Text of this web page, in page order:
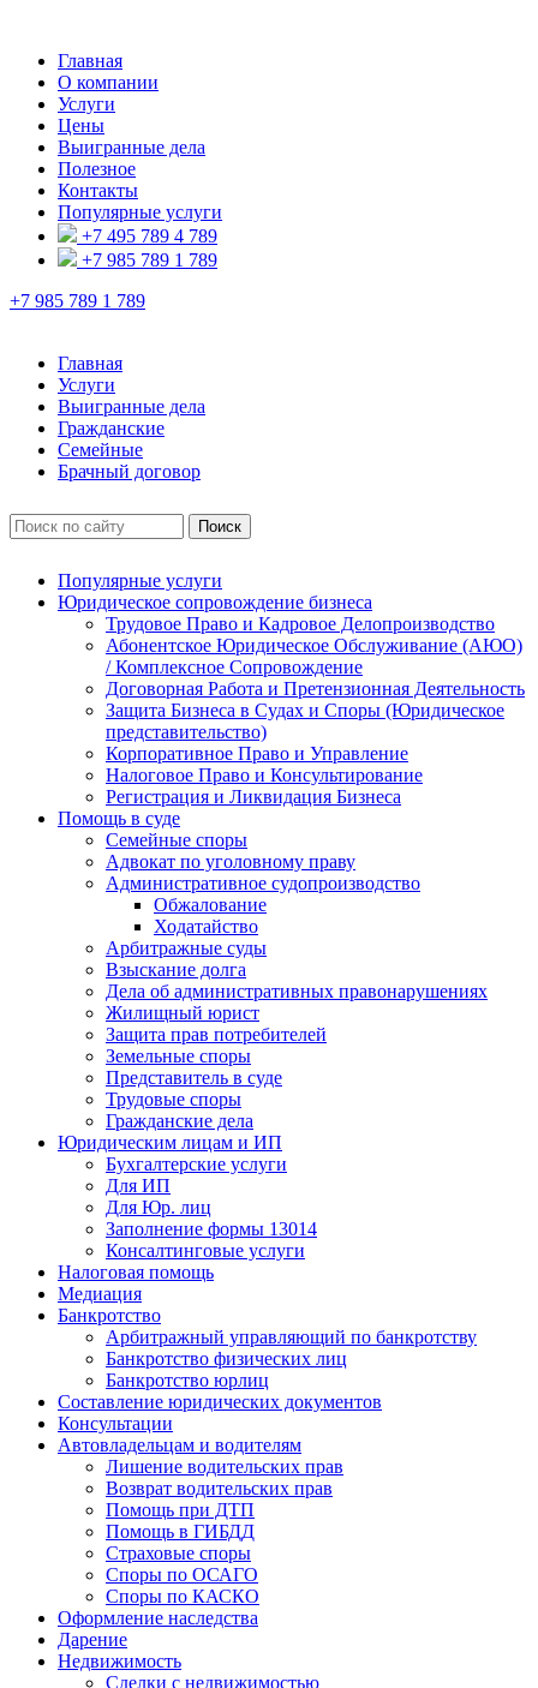
Главная
О компании
Услуги
Цены
Выигранные дела
Полезное
Контакты
Популярные услуги
+7 495 789 4 789
+7 985 789 1 789
+7 985 789 1 789
Главная
Услуги
Выигранные дела
Гражданские
Семейные
Брачный договор
Популярные услуги
Юридическое сопровождение бизнеса
Трудовое Право и Кадровое Делопроизводство
Абонентское Юридическое Обслуживание (АЮО)
/ Комплексное Сопровождение
Договорная Работа и Претензионная Деятельность
Защита Бизнеса в Судах и Споры (Юридическое
представительство)
Корпоративное Право и Управление
Налоговое Право и Консультирование
Регистрация и Ликвидация Бизнеса
Помощь в суде
Семейные споры
Адвокат по уголовному праву
Административное судопроизводство
Обжалование
Ходатайство
Арбитражные суды
Взыскание долга
Дела об административных правонарушениях
Жилищный юрист
Защита прав потребителей
Земельные споры
Представитель в суде
Трудовые споры
Гражданские дела
Юридическим лицам и ИП
Бухгалтерские услуги
Для ИП
Для Юр. лиц
Заполнение формы 13014
Консалтинговые услуги
Налоговая помощь
Медиация
Банкротство
Арбитражный управляющий по банкротству
Банкротство физических лиц
Банкротство юрлиц
Составление юридических документов
Консультации
Автовладельцам и водителям
Лишение водительских прав
Возврат водительских прав
Помощь при ДТП
Помощь в ГИБДД
Страховые споры
Споры по ОСАГО
Споры по КАСКО
Оформление наследства
Дарение
Недвижимость
Сделки с недвижимостью